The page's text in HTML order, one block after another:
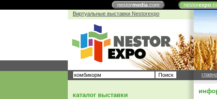
nestormedia.com nestorexpo
Виртуальные выставки Nestorexpo
каталог выставки